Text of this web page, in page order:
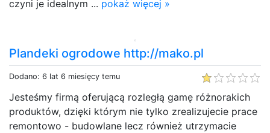
czyni je idealnym ... pokaż więcej »
Plandeki ogrodowe http://mako.pl
Dodano: 6 lat 6 miesięcy temu
Jesteśmy firmą oferującą rozległą gamę różnorakich
produktów, dzięki którym nie tylko zrealizujecie prace
remontowo - budowlane lecz również utrzymacie